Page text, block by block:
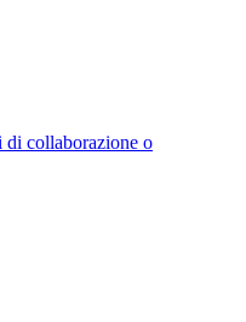
collaborazione o